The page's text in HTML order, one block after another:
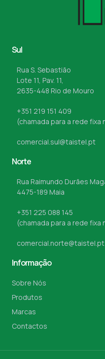
Sul
Rua S. Sebastião
Lote 11, Pav. 11,
2635-448 Rio de Mouro
+351 219 151 409
(chamada para a rede fixa
comercial.sul@taistel.pt
Norte
Rua Raimundo Durães
4475-189 Maia
+351 225 088 145
(chamada para a rede fixa
comercial.norte@taistel.pt
Informação
Sobre Nós
Produtos
Marcas
Contactos